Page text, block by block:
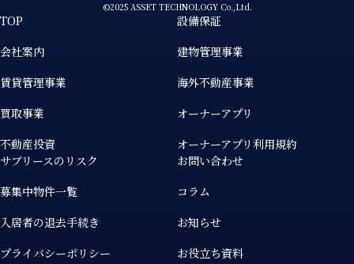
©2025 ASSET TECHNOLOGY Co.,Ltd.
TOP
会社案内
賃貸管理事業
買取事業
不動産投資
設備保証
建物管理事業
海外不動産事業
オーナーアプリ
オーナーアプリ利用規約
サブリースのリスク
募集中物件一覧
入居者の退去手続き
プライバシーポリシー
お問い合わせ
コラム
お知らせ
お役立ち資料